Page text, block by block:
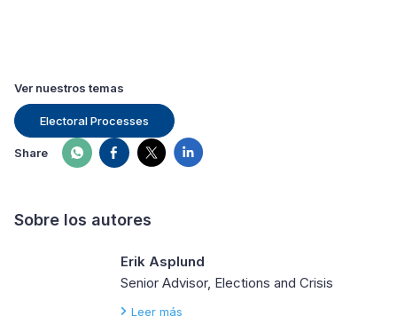
Ver nuestros temas
Electoral Processes
Share
Sobre los autores
Erik Asplund
Senior Advisor, Elections and Crisis
Leer más